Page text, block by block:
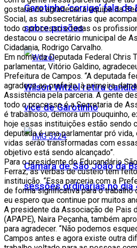
Garotinho ‘corrige’ fala de
sobre prisões
Wilson Witzel retira
vice de Garotinho
Câmara de São João da
sessões ordinárias no dia
gostaria de agradecer a equipe da
Social, as subsecretárias que
todo o processo e todas os
destacou o secretário municipal de
Cidadania, Rodrigo Carvalho.
Em nome da Deputada Federal Chris
parlamentar, Vitório Galdino,
Prefeitura de Campos. “A deputada
agradece ao prefeito, à primeira-
Assistência pela parceria. A gente
todo o processo é a Secretaria de
é trabalhoso, demora um pouquinho,
hoje essas instituições estão sendo
deputada é uma parlamentar pró
vidas serão transformadas com
objetivo está sendo alcançado”.
Para o presidente do Educandário
Ferraz, as verbas de custeio têm
instituição. “Essa parceria com a
de forma significativa para o trabalho
eu espero que continue por muitos
A presidente da Associação de Pais
(APAPE), Naira Peçanha, também
para agradecer. “Não podemos
Campos antes e agora existe outra